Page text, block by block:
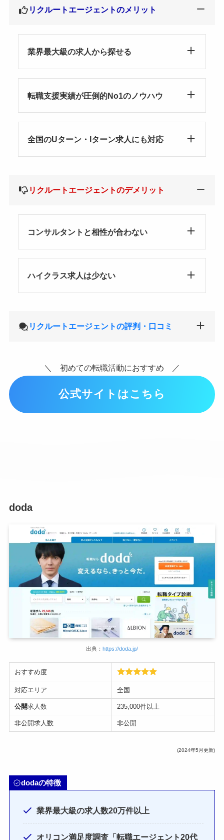
リクルートエージェントのメリット
業界最大級の求人から探せる
転職支援実績が圧倒的No1のノウハウ
全国のUターン・Iターン求人にも対応
リクルートエージェントのデメリット
コンサルタントと相性が合わない
ハイクラス求人は少ない
リクルートエージェントの評判・口コミ
＼ 初めての転職活動におすすめ ／
公式サイトはこちら
doda
出典： https://doda.jp/
おすすめ度
対応エリア 全国
公開求人数 235,000件以上
非公開求人数 非公開
(2024年5月更新)
dodaの特徴
業界最大級の求人数20万件以上
オリコン満足度調査「転職エージェント20代